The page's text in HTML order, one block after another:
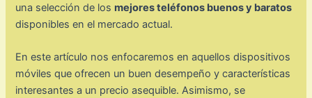
una selección de los mejores teléfonos buenos y baratos
disponibles en el mercado actual.
En este artículo nos enfocaremos en aquellos dispositivos
móviles que ofrecen un buen desempeño y características
interesantes a un precio asequible. Asimismo, se